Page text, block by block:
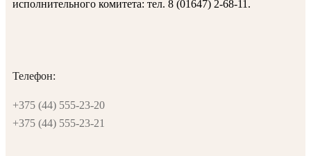
исполнительного комитета: тел. 8 (01647) 2-68-11.
Телефон:
+375 (44) 555-23-20
+375 (44) 555-23-21